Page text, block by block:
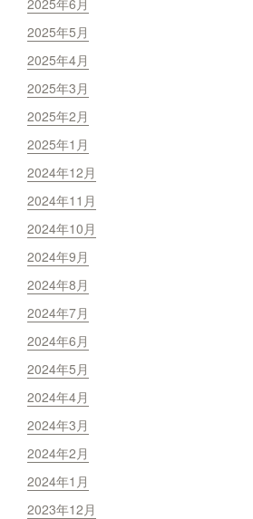
2025年5月
2025年4月
2025年3月
2025年2月
2025年1月
2024年12月
2024年11月
2024年10月
2024年9月
2024年8月
2024年7月
2024年6月
2024年5月
2024年4月
2024年3月
2024年2月
2024年1月
2023年12月